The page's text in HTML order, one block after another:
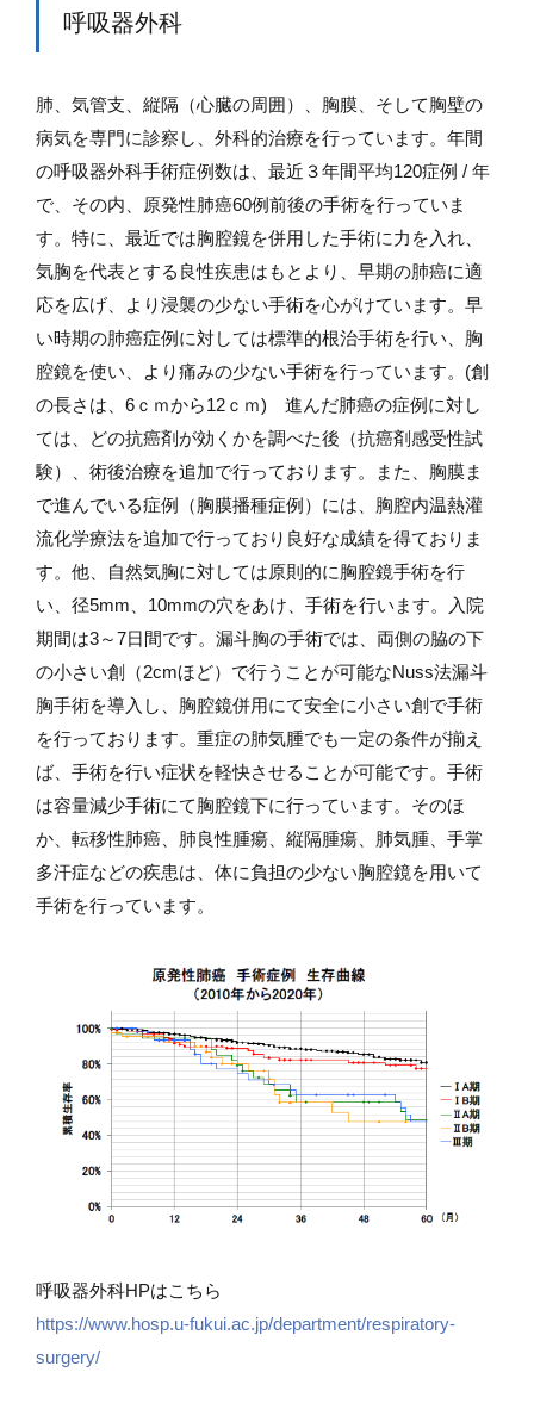
呼吸器外科
肺、気管支、縦隔（心臓の周囲）、胸膜、そして胸壁の
病気を専門に診察し、外科的治療を行っています。年間
の呼吸器外科手術症例数は、最近３年間平均120症例 / 年
で、その内、原発性肺癌60例前後の手術を行っていま
す。特に、最近では胸腔鏡を併用した手術に力を入れ、
気胸を代表とする良性疾患はもとより、早期の肺癌に適
応を広げ、より浸襲の少ない手術を心がけています。早
い時期の肺癌症例に対しては標準的根治手術を行い、胸
腔鏡を使い、より痛みの少ない手術を行っています。(創
の長さは、6ｃｍから12ｃｍ) 進んだ肺癌の症例に対し
ては、どの抗癌剤が効くかを調べた後（抗癌剤感受性試
験）、術後治療を追加で行っております。また、胸膜ま
で進んでいる症例（胸膜播種症例）には、胸腔内温熱灌
流化学療法を追加で行っており良好な成績を得ておりま
す。他、自然気胸に対しては原則的に胸腔鏡手術を行
い、径5mm、10mmの穴をあけ、手術を行います。入院
期間は3～7日間です。漏斗胸の手術では、両側の脇の下
の小さい創（2cmほど）で行うことが可能なNuss法漏斗
胸手術を導入し、胸腔鏡併用にて安全に小さい創で手術
を行っております。重症の肺気腫でも一定の条件が揃え
ば、手術を行い症状を軽快させることが可能です。手術
は容量減少手術にて胸腔鏡下に行っています。そのほ
か、転移性肺癌、肺良性腫瘍、縦隔腫瘍、肺気腫、手掌
多汗症などの疾患は、体に負担の少ない胸腔鏡を用いて
手術を行っています。
呼吸器外科HPはこちら
https://www.hosp.u-fukui.ac.jp/department/respiratory-
surgery/